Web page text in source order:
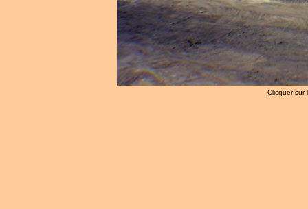
Clicquer sur